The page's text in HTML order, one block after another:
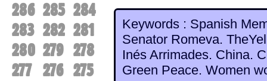
286 285 284
283 282 281
280 279 278
277 276 275
Keywords : Spanish
Senator Romeva.
Inés Arrimades. China.
Green Peace. Women